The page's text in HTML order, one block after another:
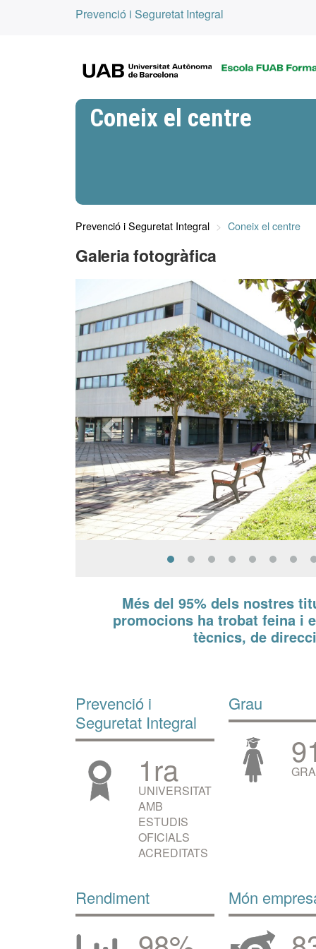
Prevenció i Seguretat Integral
Coneix el centre
Prevenció i Seguretat Integral Coneix el centre
Galeria fotogràfica
Previous
slide
Més del 95% dels nostres
promocions ha trobat feina i
tècnics, de
Prevenció i
Seguretat Integral
1ra
UNIVERSITAT
AMB
ESTUDIS
OFICIALS
ACREDITATS
Grau
Rendiment Món
informació